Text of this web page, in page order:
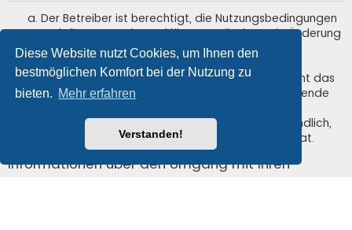
Diese Website nutzt Cookies, um Ihnen den
bestmöglichen Komfort bei der Nutzung zu
bieten. Mehr erfahren
Verstanden!
Der Betreiber ist berechtigt, die Nutzungsbedingungen
und die Datenschutzerklärung zu ändern. Die Änderung
wird dem Nutzer per E-Mail mitgeteilt.
Der Nutzer ist berechtigt, den Änderungen zu
widersprechen. Im Falle des Widerspruchs erlischt das
zwischen dem Betreiber und dem Nutzer bestehende
Die Änderungen gelten als anerkannt und verbindlich,
wenn der Nutzer den Änderungen zugestimmt hat.
Informationen über den Umgang mit Ihren